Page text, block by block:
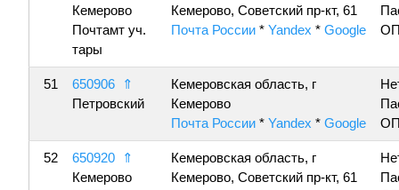
Кемерово
Почтамт уч.
тары
Кемерово, Советский пр-кт, 61
Почта России * Yandex * Google
51 650906
⇑
Петровский
Кемеровская область, г
Кемерово
Почта России * Yandex * Google
52 650920
⇑
Кемерово
Кемеровская область, г
Кемерово, Советский пр-кт, 61